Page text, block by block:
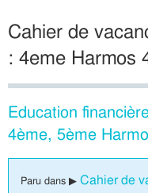
Cahier de
: 4eme Harmos
Education
4ème, 5ème
Paru dans ▶ Cahier de